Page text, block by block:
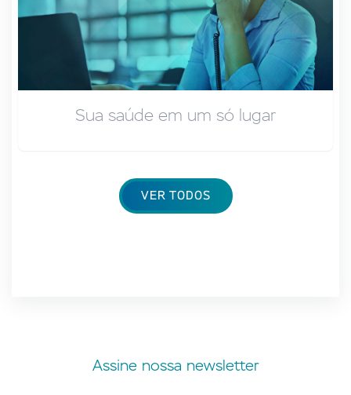
Sua saúde em um só lugar
VER TODOS
Assine nossa newsletter